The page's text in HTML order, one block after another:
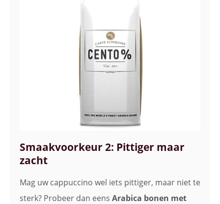
Smaakvoorkeur 2: Pittiger maar
zacht
Mag uw cappuccino wel iets pittiger, maar niet te
sterk? Probeer dan eens Arabica bonen met